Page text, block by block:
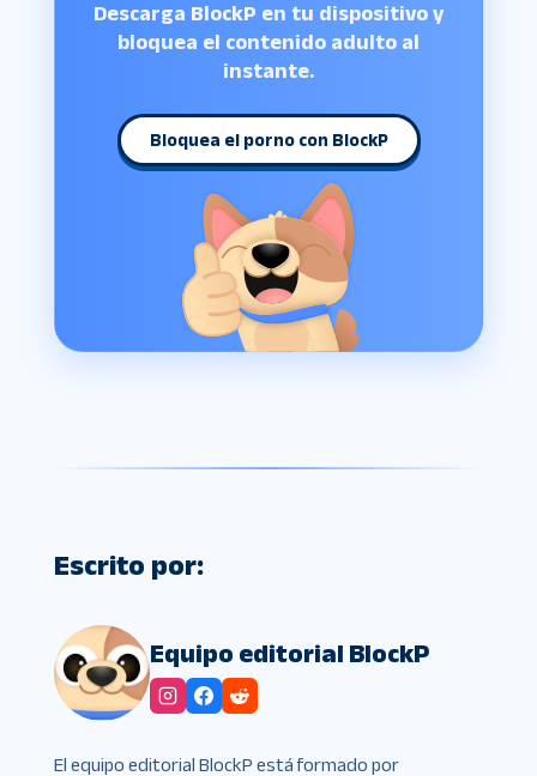
Descarga BlockP en tu dispositivo y
bloquea el contenido adulto al
instante.
Bloquea el porno con BlockP
Escrito por:
Equipo editorial BlockP
El equipo editorial BlockP está formado por